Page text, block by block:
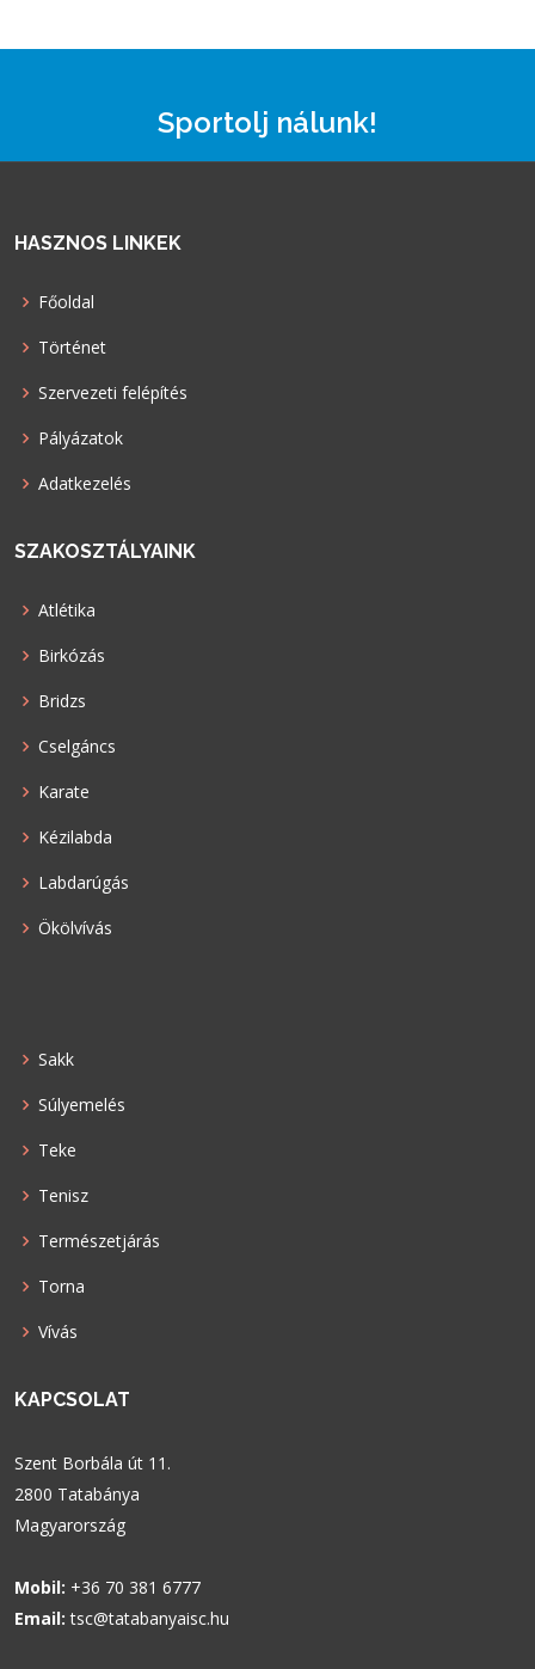
Sportolj nálunk!
HASZNOS LINKEK
Főoldal
Történet
Szervezeti felépítés
Pályázatok
Adatkezelés
SZAKOSZTÁLYAINK
Atlétika
Birkózás
Bridzs
Cselgáncs
Karate
Kézilabda
Labdarúgás
Ökölvívás
Sakk
Súlyemelés
Teke
Tenisz
Természetjárás
Torna
Vívás
KAPCSOLAT
Szent Borbála út 11.
2800 Tatabánya
Magyarország
Mobil: +36 70 381 6777
Email: tsc@tatabanyaisc.hu